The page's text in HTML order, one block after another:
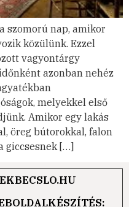
szomorú nap, amikor
közülünk. Ezzel
vagyontárgy
azonban nehéz
melyekkel első
Amikor egy lakás
öreg bútorokkal, falon
giccsesnek […]